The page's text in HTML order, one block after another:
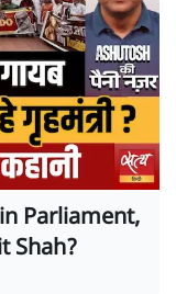
Parliament,
Shah?